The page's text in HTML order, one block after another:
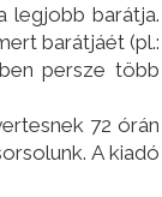
legjobb barátja.
barátjáét (pl.:
persze több
72 órán
A kiadó